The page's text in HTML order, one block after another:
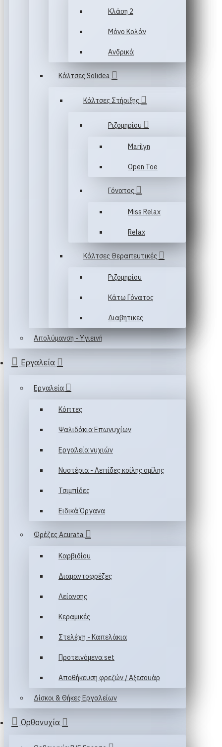
Κλάση 2
Μόνο Κολάν
Ανδρικά
Κάλτσες Solidea
Κάλτσες Στήριξης
Ριζομηρίου
Marilyn
Open Toe
Γόνατος
Miss Relax
Relax
Κάλτσες Θεραπευτικές
Ριζομηρίου
Κάτω Γόνατος
Διαβητικες
Απολύμανση - Υγιεινή
Εργαλεία
Εργαλεία
Κόπτες
Ψαλιδάκια Επωνυχίων
Εργαλεία νυχιών
Νυστέρια - Λεπίδες κοίλης σμίλης
Τσιμπίδες
Ειδικά Όργανα
Φρέζες Acurata
Καρβιδίου
Διαμαντοφρέζες
Λείανσης
Κεραμικές
Στελέχη - Καπελάκια
Προτεινόμενα set
Αποθήκευση φρεζών / Αξεσουάρ
Δίσκοι & Θήκες Εργαλείων
Ορθονυχία